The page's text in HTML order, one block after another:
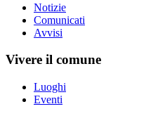
Notizie
Comunicati
Avvisi
Vivere il comune
Luoghi
Eventi